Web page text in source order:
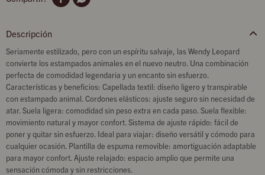
Descripción
Seriamente estilizado, pero con un espíritu salvaje, las Wendy Leopard
convierte los estampados animales en el nuevo neutro. Una combinación
perfecta de comodidad legendaria y un encanto sin esfuerzo.
Características y beneficios: Capellada textil: diseño ligero y transpirable
con estampado animal. Cordones elásticos: ajuste seguro sin necesidad de
atar. Suela ligera: comodidad sin peso extra en cada paso. Suela flexible:
movimiento natural y mayor confort. Sistema de ajuste rápido: fácil de
poner y quitar sin esfuerzo. Ideal para viajar: diseño versátil y cómodo para
cualquier ocasión. Plantilla de espuma removible: amortiguación adaptable
para mayor confort. Ajuste relajado: espacio amplio que permite una
sensación cómoda y sin restricciones.